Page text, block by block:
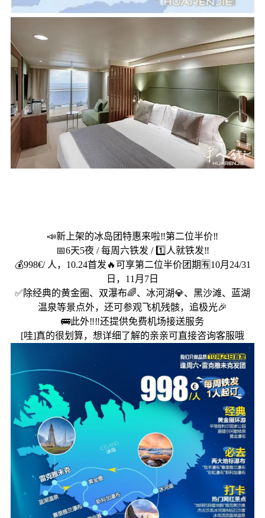
📣新上架的冰岛团特惠来啦‼️第二位半价‼️
📅6天5夜 / 每周六铁发 / 1️⃣人就铁发‼️
💰998€/ 人，10.24首发🔥可享第二位半价团期🈶10月24/31
日，11月7日
✅除经典的黄金圈、双瀑布🌈、冰河湖💎、黑沙滩、蓝湖
温泉等景点外，还可参观飞机残骸，追极光🎉
🚌此外‼️‼️还提供免费机场接送服务
[哇]真的很划算，想详细了解的亲亲可直接咨询客服哦